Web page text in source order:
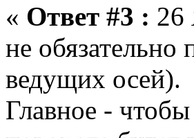
« Ответ #3 : 26
не обязательно
ведущих осей).
Главное -